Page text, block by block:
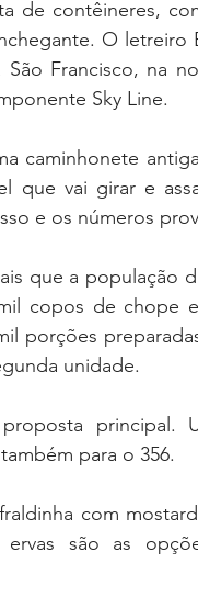
de contêineres,
O letreiro
Francisco, na
Sky Line.
caminhonete
que vai girar e
e os números
que a população
copos de chope
porções
unidade.
principal.
para o 356.
com
são as